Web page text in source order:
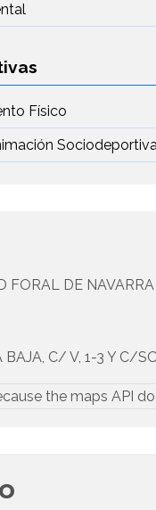
Físico
FORAL DE NAVARRA
BAJA, C/ V, 1-3 Y C/
the maps API